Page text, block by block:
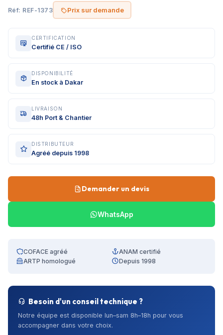
Réf: REF-1373 Prix sur demande
CERTIFICATION
Certifié CE / ISO
DISPONIBILITÉ
En stock à Dakar
LIVRAISON
48h Port & Chantier
DISTRIBUTEUR
Agréé depuis 1998
Demander un devis
WhatsApp
COFACE agréé
ANAM certifié
ARTP homologué
Depuis 1998
Besoin d'un conseil technique ?
Notre équipe est disponible lun–sam 8h–18h pour vous
accompagner dans votre choix.